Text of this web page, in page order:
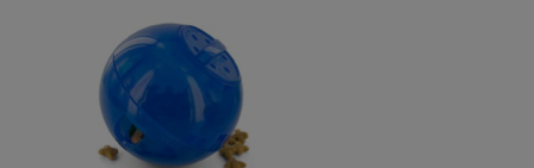
Ecografía
Pruebas cropológicas
Pruebas histológicas – microscopio
Esterilización
Vacunación
Hospitalización
Odontología
Traumatología
Nutrición
Planes de salud para gatos
Todos los planes de salud
¿Quiénes somos?
Comité de expertos veterinarios
Trabaja en Clinicanimal